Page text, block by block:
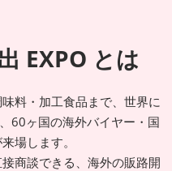
EXPO とは
料・加工食品まで、世界に
60ヶ国の海外バイヤー・国
場します。
商談できる、海外の販路開